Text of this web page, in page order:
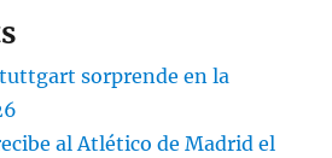
sorprende en la
al Atlético de Madrid el